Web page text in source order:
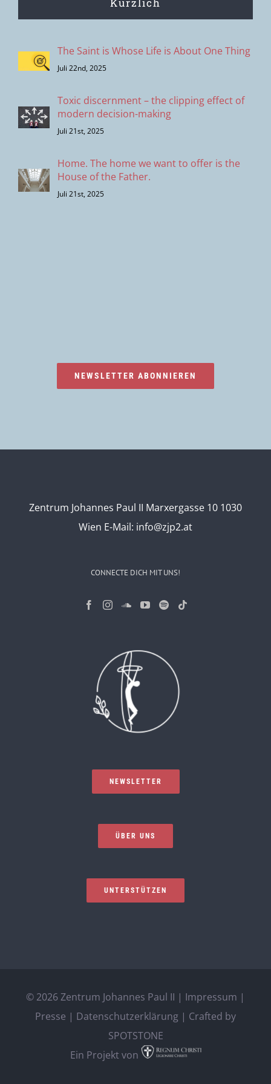
The Saint is Whose Life is About One Thing
Juli 22nd, 2025
Toxic discernment – the clipping effect of
modern decision-making
Juli 21st, 2025
Home. The home we want to offer is the
House of the Father.
Juli 21st, 2025
NEWSLETTER ABONNIEREN
Zentrum Johannes Paul II Marxergasse 10 1030
Wien E-Mail: info@zjp2.at
CONNECTE DICH MIT UNS!
NEWSLETTER
ÜBER UNS
UNTERSTÜTZEN
© 2026 Zentrum Johannes Paul II | Impressum |
Presse | Datenschutzerklärung | Crafted by
SPOTSTONE
Ein Projekt von